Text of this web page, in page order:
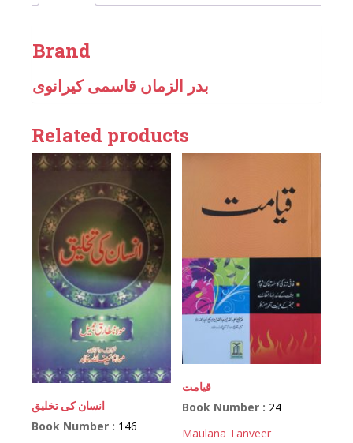
Brand
بدر الزماں قاسمی کیرانوی
Related products
انسان کی تخلیق
Book Number : 146
قیامت
Book Number : 24
Maulana Tanveer